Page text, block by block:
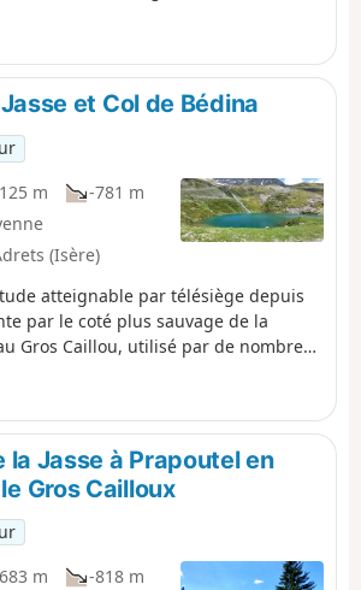
signale un
du cul de la vieille
pas de suivre cet
par le GR®738.
dans les messages si
concernant la
et Col de Bédina
m
-781 m
(Isère)
atteignable par télésiège depuis
par le coté plus sauvage de la
Gros Caillou, utilisé par de nombreux
la Jasse à Prapoutel en
Gros Cailloux
m
-818 m